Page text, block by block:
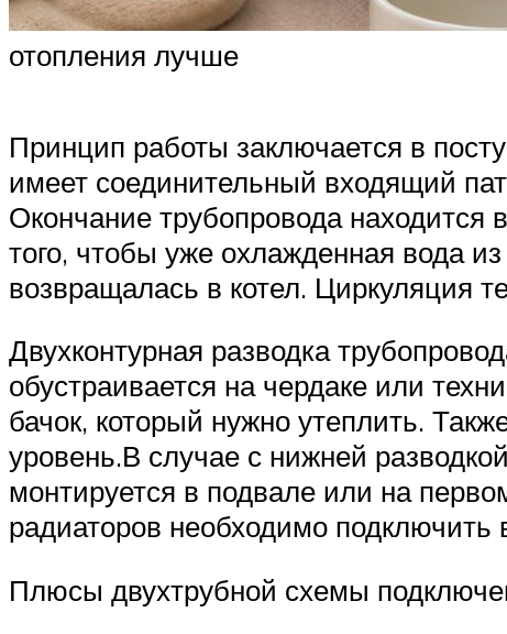
отопления лучше
Принцип работы заключается в
имеет соединительный входящий
Окончание трубопровода находится
того, чтобы уже охлажденная вода
возвращалась в котел. Циркуляция
Двухконтурная разводка
обустраивается на чердаке или
бачок, который нужно утеплить.
уровень.В случае с нижней
монтируется в подвале или на
радиаторов необходимо
Плюсы двухтрубной схемы